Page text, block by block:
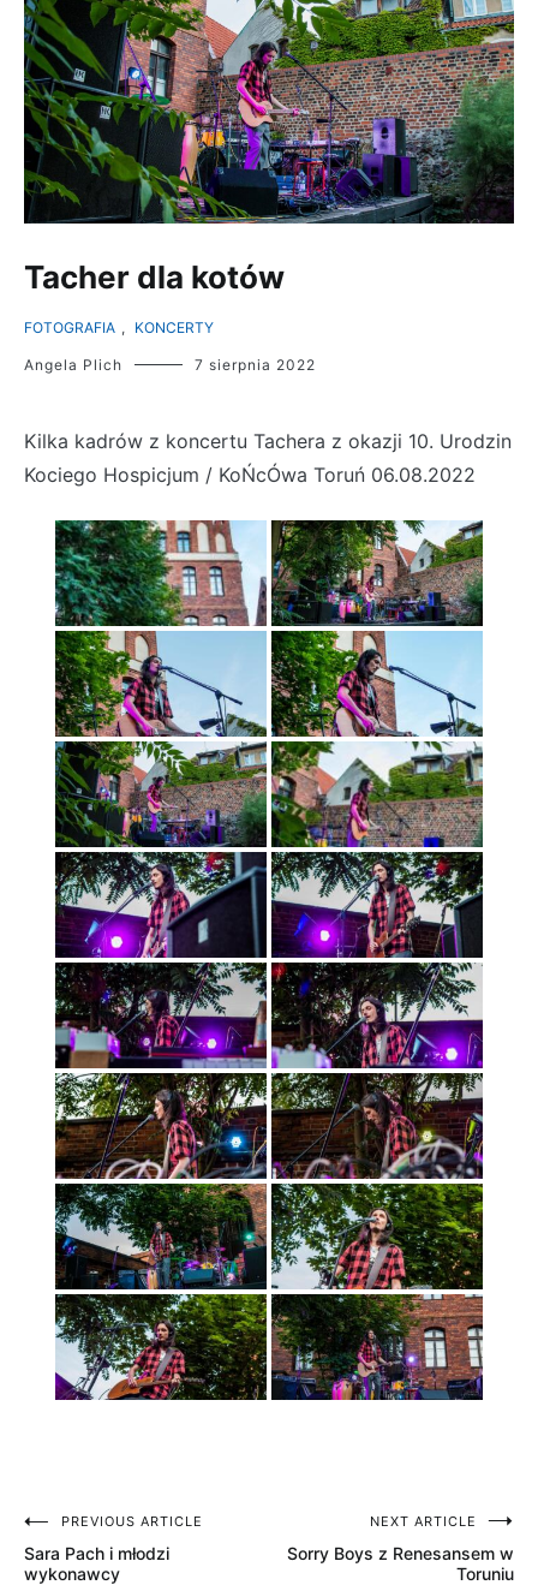
Tacher dla kotów
FOTOGRAFIA , KONCERTY
Angela Plich 7 sierpnia 2022
Kilka kadrów z koncertu Tachera z okazji 10. Urodzin
Kociego Hospicjum / KoŃcÓwa Toruń 06.08.2022
Nawigacja
wpisu
PREVIOUS ARTICLE
Sara Pach i młodzi
wykonawcy
NEXT ARTICLE
Sorry Boys z Renesansem w
Toruniu